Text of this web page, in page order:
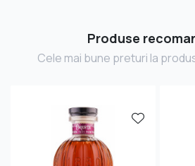
Produse
Cele mai bune preturi la